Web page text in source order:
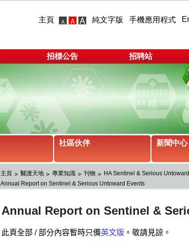
主頁 純文字版 手機應用程式
招標公告 招聘站
社區伙伴 新聞中心
主頁 醫護天地 專業知識 刊物
HA Sentinel & Serious
Annual Report on Sentinel & Serious Untoward Events